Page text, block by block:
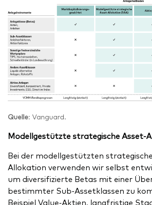
Quelle: Vanguard.
Modellgestützte strategische Asset-
Bei der modellgestützten
Allokation verwenden wir selbst
um diversifizierte Betas mit einer
bestimmter Sub-Assetklassen zu
Beispiel Value-Aktien, langfristige